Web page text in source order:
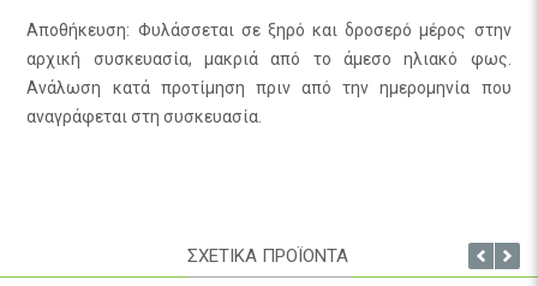
Αποθήκευση: Φυλάσσεται σε ξηρό και δροσερό μέρος στην
αρχική συσκευασία, μακριά από το άμεσο ηλιακό φως.
Ανάλωση κατά προτίμηση πριν από την ημερομηνία που
αναγράφεται στη συσκευασία.
ΣΧΕΤΙΚΑ ΠΡΟΪΟΝΤΑ